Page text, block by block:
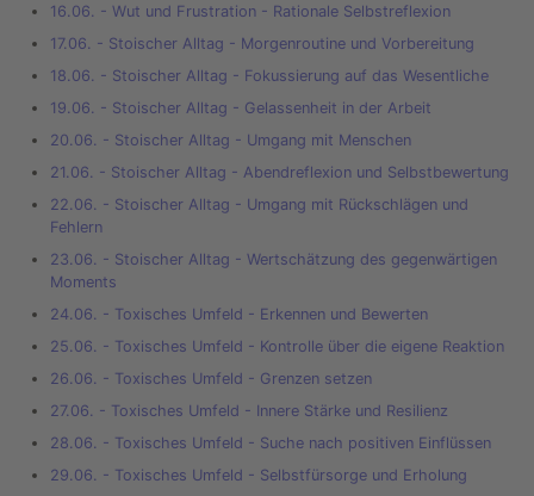
16.06. - Wut und Frustration - Rationale Selbstreflexion
17.06. - Stoischer Alltag - Morgenroutine und Vorbereitung
18.06. - Stoischer Alltag - Fokussierung auf das Wesentliche
19.06. - Stoischer Alltag - Gelassenheit in der Arbeit
20.06. - Stoischer Alltag - Umgang mit Menschen
21.06. - Stoischer Alltag - Abendreflexion und Selbstbewertung
22.06. - Stoischer Alltag - Umgang mit Rückschlägen und
Fehlern
23.06. - Stoischer Alltag - Wertschätzung des gegenwärtigen
Moments
24.06. - Toxisches Umfeld - Erkennen und Bewerten
25.06. - Toxisches Umfeld - Kontrolle über die eigene Reaktion
26.06. - Toxisches Umfeld - Grenzen setzen
27.06. - Toxisches Umfeld - Innere Stärke und Resilienz
28.06. - Toxisches Umfeld - Suche nach positiven Einflüssen
29.06. - Toxisches Umfeld - Selbstfürsorge und Erholung